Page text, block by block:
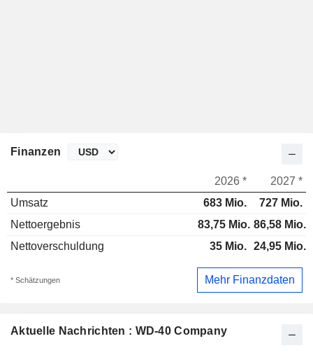
Aktuelle Nachrichten : WD-40 Company
Finanzen
2026 *
2027 *
Umsatz
683 Mio.
727 Mio.
Nettoergebnis
83,75 Mio. 86,58 Mio.
Nettoverschuldung
35 Mio. 24,95 Mio.
* Schätzungen Mehr Finanzdaten